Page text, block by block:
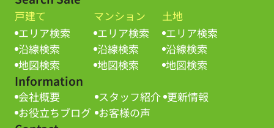
戸建て
エリア検索
沿線検索
地図検索
マンション
エリア検索
沿線検索
地図検索
土地
エリア検索
沿線検索
地図検索
Information
会社概要 スタッフ紹介 更新情報
お役立ちブログ お客様の声